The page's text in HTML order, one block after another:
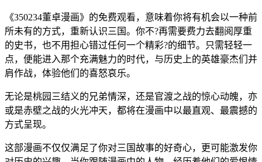
《350234董卓漫画》的免费观看，意味着你将有机会以一种前
所未有的方式，重新认识三国。你不?再需要费力去翻阅厚重
的史书，也不用担心错过任何一个精彩?的细节。只需轻轻一
点，便能进入那个充满魅力的时代，与历史上的英雄豪杰们并
肩作战，体验他们的喜怒哀乐。
无论是桃园三结义的兄弟情深，还是官渡之战的惊心动魄，亦
或是赤壁之战的火光冲天，都将在漫画中以最直观、最震撼的
方式呈现。
这部漫画不仅仅满足了你对三国故事的好奇心，更可能激发你